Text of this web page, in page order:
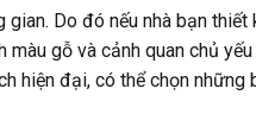
Do đó nếu nhà bạn thiết
gỗ và cảnh quan chủ
hiện đại, có thể chọn những